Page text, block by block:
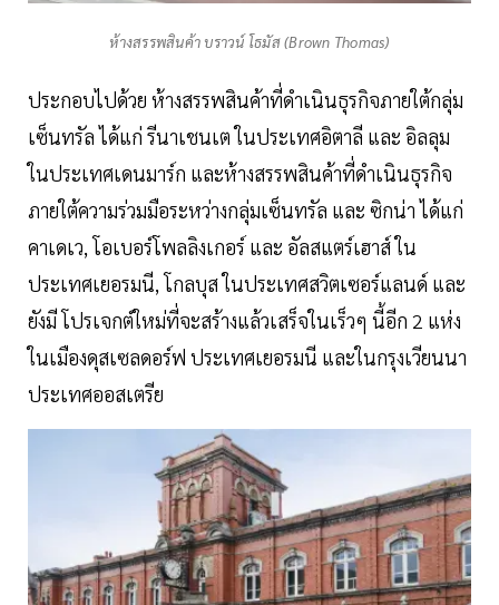
ห้างสรรพสินค้า บราวน์ โธมัส (Brown Thomas)
ประกอบไปด้วย ห้างสรรพสินค้าที่ดำเนินธุรกิจภายใต้กลุ่ม
เซ็นทรัล ได้แก่ รีนาเชนเต ในประเทศอิตาลี และ อิลลุม
ในประเทศเดนมาร์ก และห้างสรรพสินค้าที่ดำเนินธุรกิจ
ภายใต้ความร่วมมือระหว่างกลุ่มเซ็นทรัล และ ซิกน่า ได้แก่
คาเดเว, โอเบอร์โพลลิงเกอร์ และ อัลสแตร์เฮาส์ ใน
ประเทศเยอรมนี, โกลบุส ในประเทศสวิตเซอร์แลนด์ และ
ยังมี โปรเจกต์ใหม่ที่จะสร้างแล้วเสร็จในเร็วๆ นี้อีก 2 แห่ง
ในเมืองดุสเซลดอร์ฟ ประเทศเยอรมนี และในกรุงเวียนนา
ประเทศออสเตรีย